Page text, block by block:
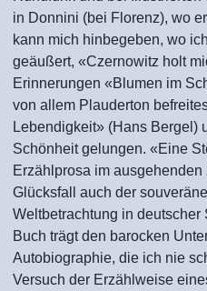
in Donnini (bei Florenz), wo
kann mich hinbegeben, wo
geäußert, «Czernowitz holt
Erinnerungen «Blumen im
von allem Plauderton
Lebendigkeit» (Hans Bergel)
Schönheit gelungen. «Eine
Erzählprosa im ausgehenden
Glücksfall auch der
Weltbetrachtung in
Buch trägt den barocken
Autobiographie, die ich nie
Versuch der Erzählweise